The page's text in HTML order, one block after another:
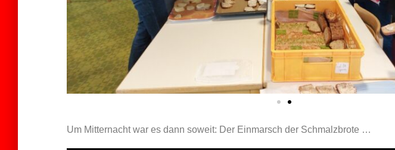
Um Mitternacht war es dann soweit: Der Einmarsch der Schmalzbrote …